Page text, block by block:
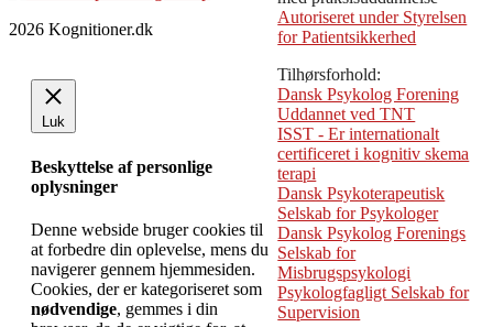
Autoriseret under Styrelsen
for Patientsikkerhed
Tilhørsforhold:
Dansk Psykolog Forening
Uddannet ved TNT
ISST - Er internationalt
certificeret i kognitiv skema
terapi
Dansk Psykoterapeutisk
Selskab for Psykologer
Dansk Psykolog Forenings
Selskab for
Misbrugspsykologi
Psykologfagligt Selskab for
Supervision
2026 Kognitioner.dk
Luk
Beskyttelse af personlige
oplysninger
Denne webside bruger cookies til
at forbedre din oplevelse, mens du
navigerer gennem hjemmesiden.
Cookies, der er kategoriseret som
nødvendige, gemmes i din